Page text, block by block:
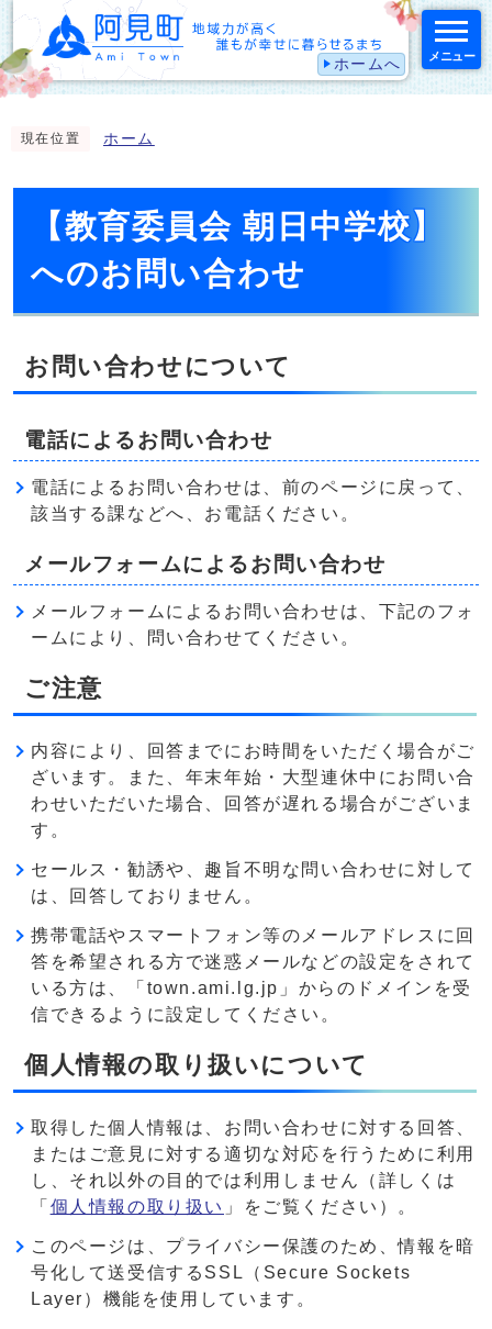
ホームへ メニュー
現在位置 ホーム
【教育委員会 朝日中学校】
へのお問い合わせ
お問い合わせについて
電話によるお問い合わせ
電話によるお問い合わせは、前のページに戻って、
該当する課などへ、お電話ください。
メールフォームによるお問い合わせ
メールフォームによるお問い合わせは、下記のフォ
ームにより、問い合わせてください。
ご注意
内容により、回答までにお時間をいただく場合がご
ざいます。また、年末年始・大型連休中にお問い合
わせいただいた場合、回答が遅れる場合がございま
す。
セールス・勧誘や、趣旨不明な問い合わせに対して
は、回答しておりません。
携帯電話やスマートフォン等のメールアドレスに回
答を希望される方で迷惑メールなどの設定をされて
いる方は、「town.ami.lg.jp」からのドメインを受
信できるように設定してください。
個人情報の取り扱いについて
取得した個人情報は、お問い合わせに対する回答、
またはご意見に対する適切な対応を行うために利用
し、それ以外の目的では利用しません（詳しくは
「 個人情報の取り扱い 」をご覧ください）。
このページは、プライバシー保護のため、情報を暗
号化して送受信するSSL（Secure Sockets
Layer）機能を使用しています。